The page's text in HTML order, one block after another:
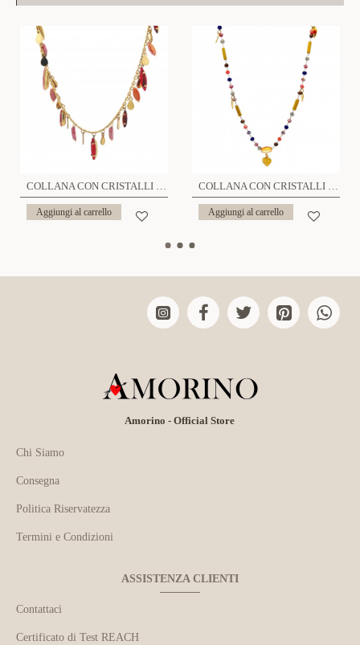
COLLANA CON CRISTALLI PENDENTI - NK22135D208
Aggiungi al carrello
COLLANA CON CRISTALLI E CIONDOLI DI CUORE - NK22135D182
Aggiungi al carrello
Amorino - Official Store
Chi Siamo
Consegna
Politica Riservatezza
Termini e Condizioni
ASSISTENZA CLIENTI
Contattaci
Certificato di Test REACH